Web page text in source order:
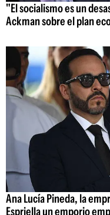
"El socialismo es un
Ackman sobre el plan
Ana Lucía Pineda, la
Espriella un emporio